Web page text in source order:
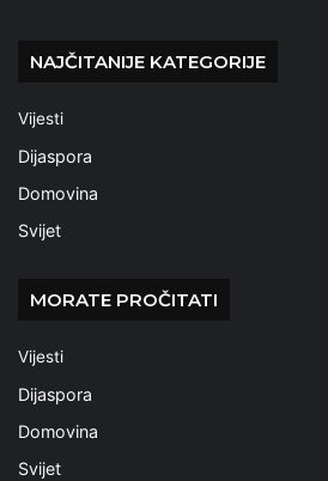
NAJČITANIJE KATEGORIJE
Vijesti
Dijaspora
Domovina
Svijet
MORATE PROČITATI
Vijesti
Dijaspora
Domovina
Svijet